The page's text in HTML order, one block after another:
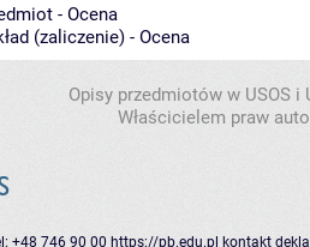
- Ocena
(zaliczenie) - Ocena
Opisy przedmiotów w USOS
Właścicielem praw
+48 746 90 00 https://pb.edu.pl kontakt